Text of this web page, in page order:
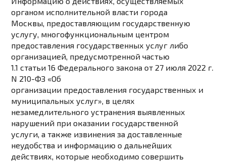
органом исполнительной власти города
Москвы, предоставляющим государственную
услугу, многофункциональным центром
предоставления государственных услуг либо
организацией, предусмотренной частью
1.1 статьи 16 Федерального закона от 27 июля 2022 г.
N 210-ФЗ «Об
организации предоставления государственных и
муниципальных услуг», в целях
незамедлительного устранения выявленных
нарушений при оказании государственной
услуги, а также извинения за доставленные
неудобства и информацию о дальнейших
действиях, которые необходимо совершить